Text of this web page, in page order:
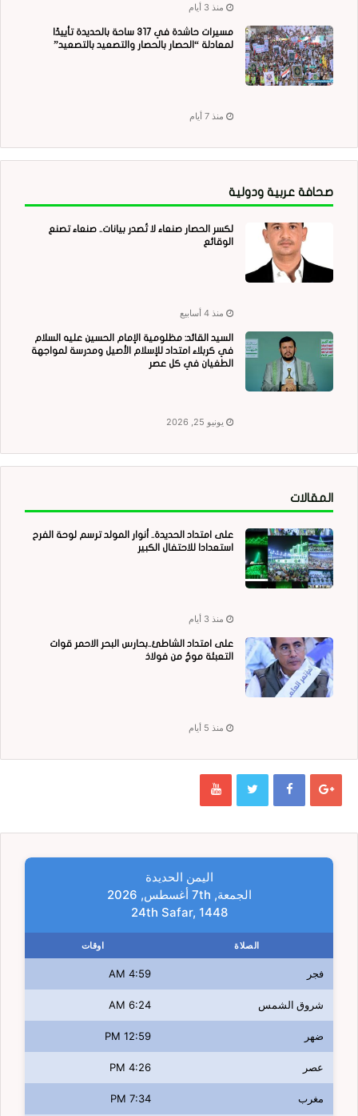
منذ 3 أيام
مسيرات حاشدة في 317 ساحة بالحديدة تأييدًا
لمعادلة “الحصار بالحصار والتصعيد بالتصعيد”
منذ 7 أيام
صحافة عربية ودولية
لكسر الحصار صنعاء لا تُصدر بيانات.. صنعاء تصنع
الوقائع
منذ 4 أسابيع
السيد القائد: مظلومية الإمام الحسين عليه السلام
في كربلاء امتداد للإسلام الأصيل ومدرسة لمواجهة
الطغيان في كل عصر
يونيو 25, 2026
المقالات
على امتداد الحديدة.. أنوار المولد ترسم لوحة الفرح
استعدادا للاحتفال الكبير
منذ 3 أيام
على امتداد الشاطئ..بحارس البحر الاحمر قوات
التعبئة موجٌ من فولاذ
منذ 5 أيام
اليمن الحديدة
الجمعة, 7th أغسطس, 2026
24th Safar, 1448
الصلاة اوقات
فجر 4:59 AM
شروق الشمس 6:24 AM
ضهر 12:59 PM
عصر 4:26 PM
مغرب 7:34 PM